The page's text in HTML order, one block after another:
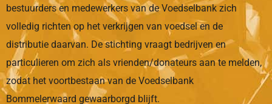
bestuurders en medewerkers van de Voedselbank zich
volledig richten op het verkrijgen van voedsel en de
distributie daarvan. De stichting vraagt bedrijven en
particulieren om zich als vrienden/donateurs aan te melden,
zodat het voortbestaan van de Voedselbank
Bommelerwaard gewaarborgd blijft.